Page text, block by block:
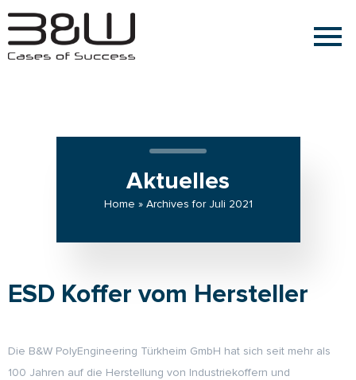
Aktuelles
Home » Archives for Juli 2021
ESD Koffer vom Hersteller
Die B&W PolyEngineering Türkheim GmbH hat sich seit mehr als
100 Jahren auf die Herstellung von Industriekoffern und